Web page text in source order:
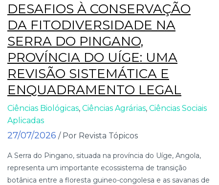
DESAFIOS À CONSERVAÇÃO
DA FITODIVERSIDADE NA
SERRA DO PINGANO,
PROVÍNCIA DO UÍGE: UMA
REVISÃO SISTEMÁTICA E
ENQUADRAMENTO LEGAL
Ciências Biológicas, Ciências Agrárias, Ciências Sociais
Aplicadas
27/07/2026 / Por Revista Tópicos
A Serra do Pingano, situada na província do Uíge, Angola,
representa um importante ecossistema de transição
botânica entre a floresta guineo-congolesa e as savanas de